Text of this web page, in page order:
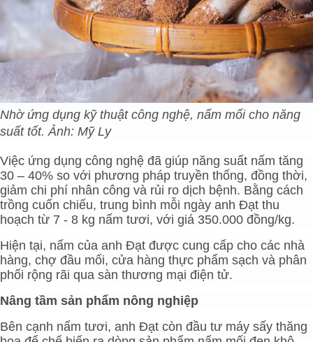
Nhờ ứng dụng kỹ thuật công nghệ, nấm mối cho năng
suất tốt. Ảnh: Mỹ Ly
Việc ứng dụng công nghệ đã giúp năng suất nấm tăng
30 – 40% so với phương pháp truyền thống, đồng thời,
giảm chi phí nhân công và rủi ro dịch bệnh. Bằng cách
trồng cuốn chiếu, trung bình mỗi ngày anh Đạt thu
hoạch từ 7 - 8 kg nấm tươi, với giá 350.000 đồng/kg.
Hiện tại, nấm của anh Đạt được cung cấp cho các nhà
hàng, chợ đầu mối, cửa hàng thực phẩm sạch và phân
phối rộng rãi qua sàn thương mại điện tử.
Nâng tầm sản phẩm nông nghiệp
Bên cạnh nấm tươi, anh Đạt còn đầu tư máy sấy thăng